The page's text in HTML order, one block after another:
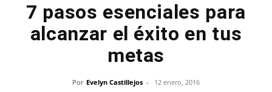
7 pasos esenciales para
alcanzar el éxito en tus
metas
Por Evelyn Castillejos - 12 enero, 2016